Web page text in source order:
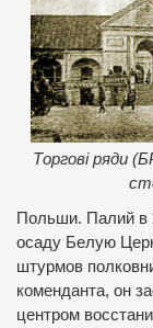
Торгові ряди
Польши. Палий в
осаду Белую
штурмов
коменданта, он
центром